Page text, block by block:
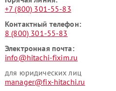
+7 (800) 301-55-83
Контактный телефон:
8 (800) 301-55-83
Электронная почта:
info@hitachi-fixim.ru
для юридических лиц
manager@fix-hitachi.ru